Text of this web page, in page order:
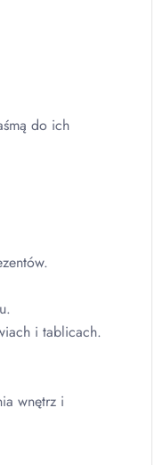
do ich
i tablicach.
wnętrz i